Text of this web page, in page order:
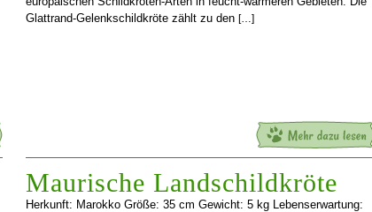
Glattrand-Gelenkschildkröte zählt zu den […]
Maurische Landschildkröte
Herkunft: Marokko Größe: 35 cm Gewicht: 5 kg Lebenserwartung: